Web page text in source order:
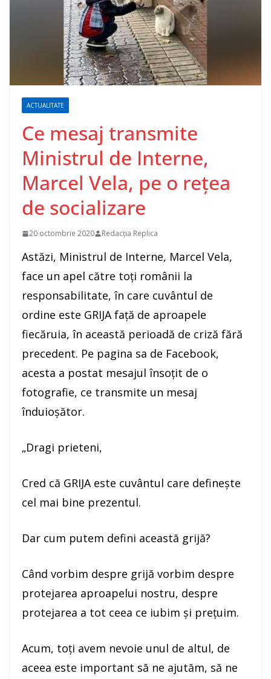
ACTUALITATE
Ce mesaj transmite
Ministrul de Interne,
Marcel Vela, pe o rețea
de socializare
20 octombrie 2020 Redacția Replica
Astăzi, Ministrul de Interne, Marcel Vela,
face un apel către toți românii la
responsabilitate, în care cuvântul de
ordine este GRIJA față de aproapele
fiecăruia, în această perioadă de criză fără
precedent. Pe pagina sa de Facebook,
acesta a postat mesajul însoțit de o
fotografie, ce transmite un mesaj
înduioșător.
„Dragi prieteni,
Cred că GRIJA este cuvântul care definește
cel mai bine prezentul.
Dar cum putem defini această grijă?
Când vorbim despre grijă vorbim despre
protejarea aproapelui nostru, despre
protejarea a tot ceea ce iubim și prețuim.
Acum, toți avem nevoie unul de altul, de
aceea este important să ne ajutăm, să ne